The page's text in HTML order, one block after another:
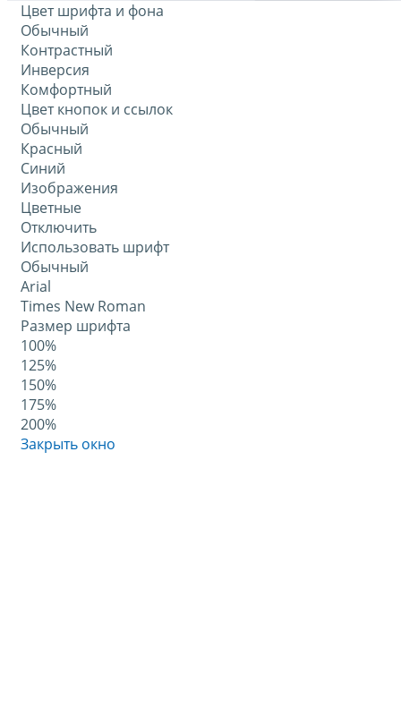
Цвет шрифта и фона
Обычный
Контрастный
Инверсия
Комфортный
Цвет кнопок и ссылок
Обычный
Красный
Синий
Изображения
Цветные
Отключить
Использовать шрифт
Обычный
Arial
Times New Roman
Размер шрифта
100%
125%
150%
175%
200%
Закрыть окно